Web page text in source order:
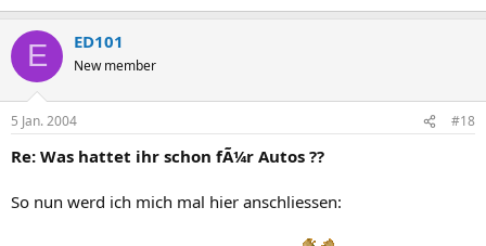
E ED101
New member
5 Jan. 2004 #18
Re: Was hattet ihr schon fÃ¼r Autos ??
So nun werd ich mich mal hier anschliessen: